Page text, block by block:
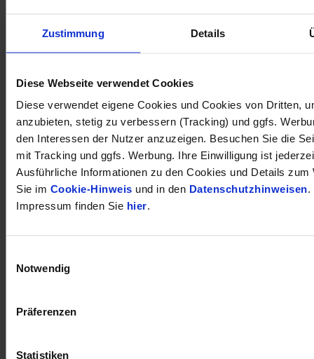
Zustimmung Details
Diese Webseite verwendet Cookies
Diese verwendet eigene Cookies und Cookies von Dritten,
anzubieten, stetig zu verbessern (Tracking) und ggfs.
den Interessen der Nutzer anzuzeigen. Besuchen Sie die
mit Tracking und ggfs. Werbung. Ihre Einwilligung ist
Ausführliche Informationen zu den Cookies und Details zum
Sie im Cookie-Hinweis und in den Datenschutzhinweisen.
Impressum finden Sie hier.
Notwendig
Präferenzen
Statistiken